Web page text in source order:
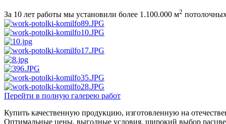
За 10 лет работы мы установили более 1.100.000 м2
Перейти в полную галерею работ
Купить качественную продукцию, изготовленную на
Оптимальные цены, выгодные условия, широкий выбор